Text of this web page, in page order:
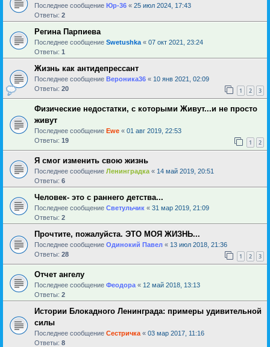
Последнее сообщение Юр-36 « 25 июл 2024, 17:43
Ответы: 2
Регина Парпиева
Последнее сообщение Swetushka « 07 окт 2021, 23:24
Ответы: 1
Жизнь как антидепрессант
Последнее сообщение Вероника36 « 10 янв 2021, 02:09
Ответы: 20 1 2 3
Физические недостатки, с которыми Живут...и не просто
живут
Последнее сообщение Ewe « 01 авг 2019, 22:53
Ответы: 19 1 2
Я смог изменить свою жизнь
Последнее сообщение Ленинградка « 14 май 2019, 20:51
Ответы: 6
Человек- это с раннего детства...
Последнее сообщение Светульчик « 31 мар 2019, 21:09
Ответы: 2
Прочтите, пожалуйста. ЭТО МОЯ ЖИЗНЬ...
Последнее сообщение Одинокий Павел « 13 июл 2018, 21:36
Ответы: 28 1 2 3
Отчет ангелу
Последнее сообщение Феодора « 12 май 2018, 13:13
Ответы: 2
Истории Блокадного Ленинграда: примеры удивительной
силы
Последнее сообщение Сестричка « 03 мар 2017, 11:16
Ответы: 8